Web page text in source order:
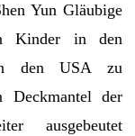
Yun Gläubige
Kinder in den
in den USA zu
der
ausgebeutet